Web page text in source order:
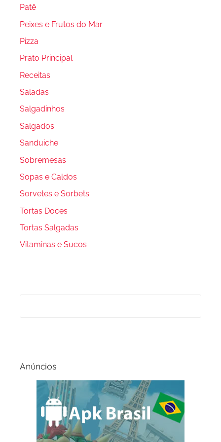
Patê
Peixes e Frutos do Mar
Pizza
Prato Principal
Receitas
Saladas
Salgadinhos
Salgados
Sanduiche
Sobremesas
Sopas e Caldos
Sorvetes e Sorbets
Tortas Doces
Tortas Salgadas
Vitaminas e Sucos
Anúncios